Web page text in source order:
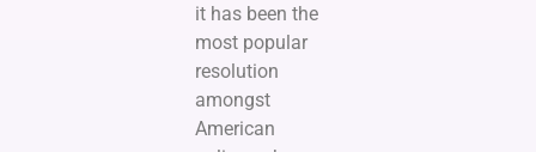
it has been the
most popular
resolution
amongst
American